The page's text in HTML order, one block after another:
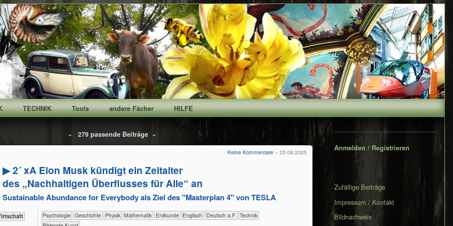
TECHNIK Tools andere Fächer HILFE
~ 279 passende Beiträge ~
▶ 2´ xA Elon Musk kündigt ein Zeitalter
des „Nachhaltigen Überflusses für Alle“ an
Sustainable Abundance for Everybody als Ziel des "Masterplan 4" von TESLA
​​​​​​​​​​Psychologie ​​​​​​​​Geschichte ​​​​​​​Physik ​​​​​​Mathematik ​​​​​Erdkunde ​​​​Englisch ​​​Deutsch a.F.
​Technik
Keine Kommentare – 25.09.2025
Secondary
Sidebar
Anmelden / Registrieren
Zufällige Beiträge
Impressum / Kontakt
Bildnachweis